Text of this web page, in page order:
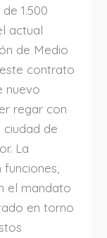
1.500
actual
de Medio
contrato
nuevo
regar con
de
La
el mandato
en torno